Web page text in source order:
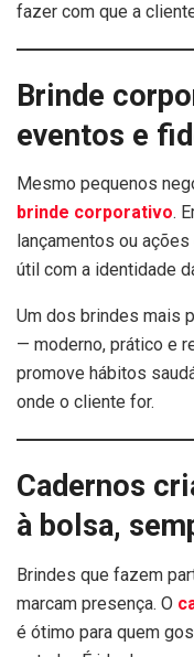
fazer com que a
Brinde
eventos e
Mesmo pequenos
brinde corporativo.
lançamentos ou
útil com a identidade
Um dos brindes mais
— moderno, prático e
promove hábitos
onde o cliente for.
Cadernos
à bolsa,
Brindes que fazem
marcam presença. O
é ótimo para quem